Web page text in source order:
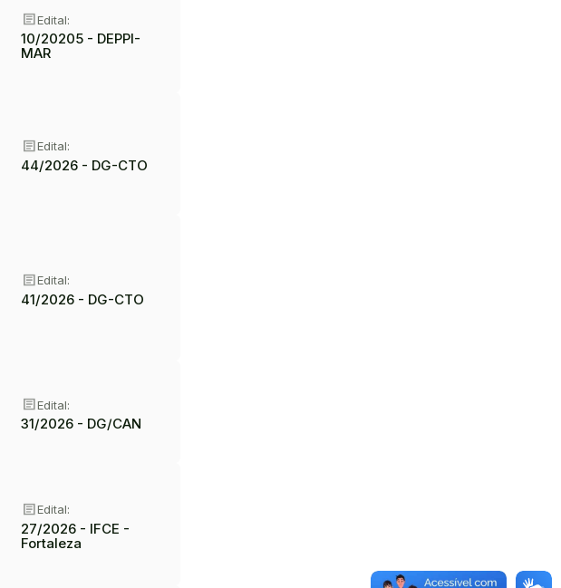
articleEdital:
10/20205 - DEPPI-
MAR
articleEdital:
44/2026 - DG-CTO
articleEdital:
41/2026 - DG-CTO
articleEdital:
31/2026 - DG/CAN
articleEdital:
27/2026 - IFCE -
Fortaleza